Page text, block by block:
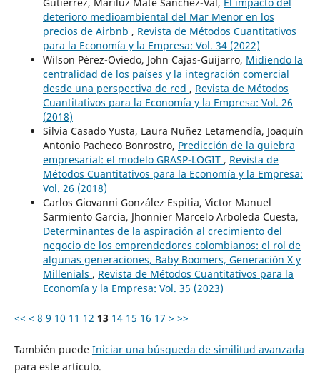
deterioro medioambiental del Mar Menor en los
precios de Airbnb , Revista de Métodos Cuantitativos
para la Economía y la Empresa: Vol. 34 (2022)
Wilson Pérez-Oviedo, John Cajas-Guijarro, Midiendo la
centralidad de los países y la integración comercial
desde una perspectiva de red , Revista de Métodos
Cuantitativos para la Economía y la Empresa: Vol. 26
(2018)
Silvia Casado Yusta, Laura Nuñez Letamendía, Joaquín
Antonio Pacheco Bonrostro, Predicción de la quiebra
empresarial: el modelo GRASP-LOGIT , Revista de
Métodos Cuantitativos para la Economía y la Empresa:
Vol. 26 (2018)
Carlos Giovanni González Espitia, Victor Manuel
Sarmiento García, Jhonnier Marcelo Arboleda Cuesta,
Determinantes de la aspiración al crecimiento del
negocio de los emprendedores colombianos: el rol de
algunas generaciones, Baby Boomers, Generación X y
Millenials , Revista de Métodos Cuantitativos para la
Economía y la Empresa: Vol. 35 (2023)
<< < 8 9 10 11 12 13 14 15 16 17 > >>
También puede Iniciar una búsqueda de similitud avanzada
para este artículo.